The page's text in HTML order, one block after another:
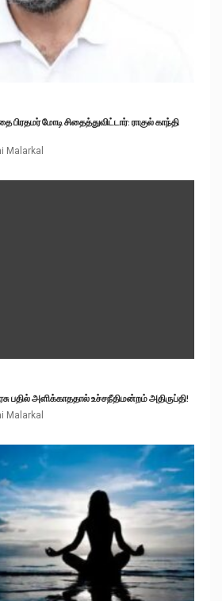
மோடி சிதைத்துவிட்டார்: ராகுல் காந்தி
Malarkal
பதில் அளிக்காததால் உச்சநீதிமன்றம் அதிருப்தி!
Malarkal